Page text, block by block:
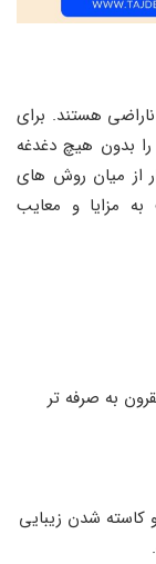
هستند. برای
بدون هیچ دغدغه
از میان روش های
مزایا و معایب
به صرفه تر
شدن زیبایی